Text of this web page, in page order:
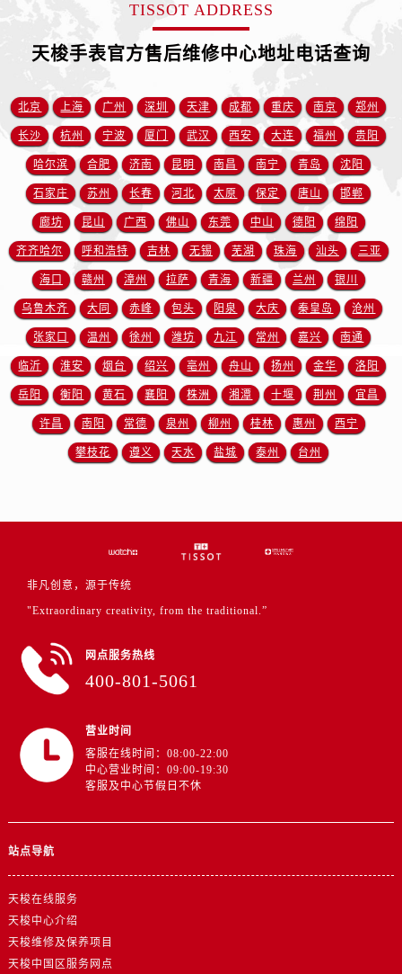
山东省德州市德城区东风中路售后服务中心（需提前预约）
山东省济南市历下区经十路11111号华润中心写字楼（万象城）15层1508室售后服务中心（需提前预约）
山东省济宁市任城区太白楼路售后服务中心（需提前预约）
山东省莱芜市文化南路8号银座商城名表维修一楼名表维修售后服务中心（需提前预约）
山东省临沂市兰山区解放路售后服务中心（需提前预约）
山东省日照市东港区烟台路售后服务中心（需提前预约）
山东省泰安市泰山区财源街道泰山大街售后服务中心（需提前预约）
山东省威海市环翠区新威海路89号振华商厦一楼名表维修售后服务中心（需提前预约）
山东省潍坊市奎文区东风东街售后服务中心（需提前预约）
山东省枣庄市滕州市北辛路与善国路交叉口售后服务中心（需提前预约）
山东省淄博市张店区金晶大道售后服务中心（需提前预约）
上海市黄浦区南京东路299号宏伊国际广场写字楼8层806室售后服务中心（需提前预约）
上海市徐汇区虹桥路3号港汇中心2座37层3705室售后服务中心（需提前预约）
浙江省杭州市上城区钱江路1366号华润大厦A座5层503-5室售后服务中心（需提前预约）
浙江省湖州市吴兴区劳动路售后服务中心（需提前预约）
广东省广州市天河区天河路230号万菱汇国际中心A塔7层704室售后服务中心（需提前预约）
TISSOT ADDRESS
天梭手表官方售后维修中心地址电话查询
北京 上海 广州 深圳 天津 成都 重庆 南京 郑州
长沙 杭州 宁波 厦门 武汉 西安 大连 福州 贵阳
哈尔滨 合肥 济南 昆明 南昌 南宁 青岛 沈阳
石家庄 苏州 长春 河北 太原 保定 唐山 邯郸
廊坊 昆山 广西 佛山 东莞 中山 德阳 绵阳
齐齐哈尔 呼和浩特 吉林 无锡 芜湖 珠海 汕头 三亚
海口 赣州 漳州 拉萨 青海 新疆 兰州 银川
乌鲁木齐 大同 赤峰 包头 阳泉 大庆 秦皇岛 沧州
张家口 温州 徐州 潍坊 九江 常州 嘉兴 南通
临沂 淮安 烟台 绍兴 亳州 舟山 扬州 金华 洛阳
岳阳 衡阳 黄石 襄阳 株洲 湘潭 十堰 荆州 宜昌
许昌 南阳 常德 泉州 柳州 桂林 惠州 西宁
攀枝花 遵义 天水 盐城 泰州 台州
非凡创意，源于传统
"Extraordinary creativity, from the traditional.”
网点服务热线
400-801-5061
营业时间
客服在线时间：08:00-22:00
中心营业时间：09:00-19:30
客服及中心节假日不休
站点导航
天梭在线服务
天梭中心介绍
天梭维修及保养项目
天梭中国区服务网点